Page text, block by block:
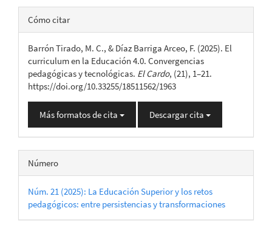
Detalles
del
artículo
Cómo citar
Barrón Tirado, M. C., & Díaz Barriga Arceo, F. (2025). El
curriculum en la Educación 4.0. Convergencias
pedagógicas y tecnológicas. El Cardo, (21), 1–21.
https://doi.org/10.33255/18511562/1963
Más formatos de cita Descargar cita
Número
Núm. 21 (2025): La Educación Superior y los retos
pedagógicos: entre persistencias y transformaciones